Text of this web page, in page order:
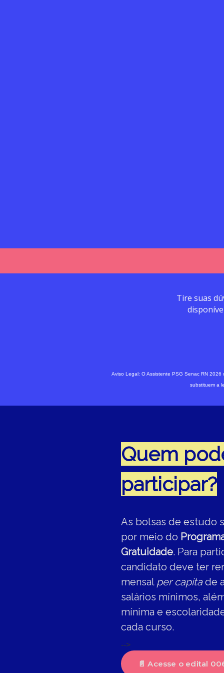
Tire suas
Aviso Legal: O Assistente PSG Senac RN
substituem a
Quem
participar?
As bolsas de estudo
por meio do
Gratuidade. Para
candidato deve ter
mensal per capitade
salários mínimos,
mínima e
cada curso.
-->
📄 Acesse o edital